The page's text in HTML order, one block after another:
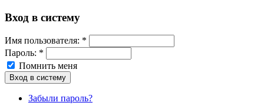
Вход в систему
Имя пoльзовaтeля: *
Пароль: *
Помнить меня
Забыли пароль?